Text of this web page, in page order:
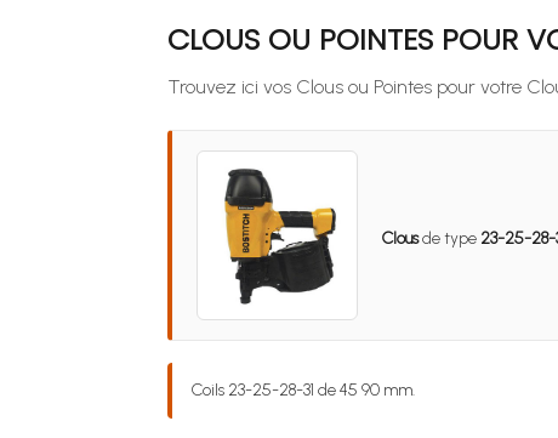
CLOUS OU POINTES POUR
Trouvez ici vos Clous ou Pointes pour votre
Clousde type 23-25-28-
Coils 23-25-28-31 de 45 90 mm.